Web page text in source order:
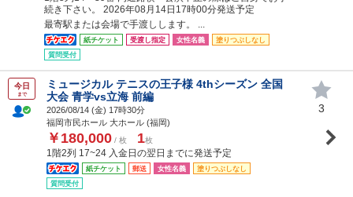
続き下さい。 2026年08月14日17時00分発送予定
最寄駅または会場で手渡しします。 ...
紙チケット 受渡し指定 女性名義
塗りつぶしなし
質問受付
今日
まで
ミュージカル テニスの王子様 4thシーズン 全国
大会 青学vs立海 前編
2026/08/14 (金) 17時30分
福岡市民ホール 大ホール (福岡)
￥180,000 / 枚 1枚
1階2列 17~24 入金日の翌日までに発送予定
紙チケット 郵送 女性名義
塗りつぶしなし
質問受付
3